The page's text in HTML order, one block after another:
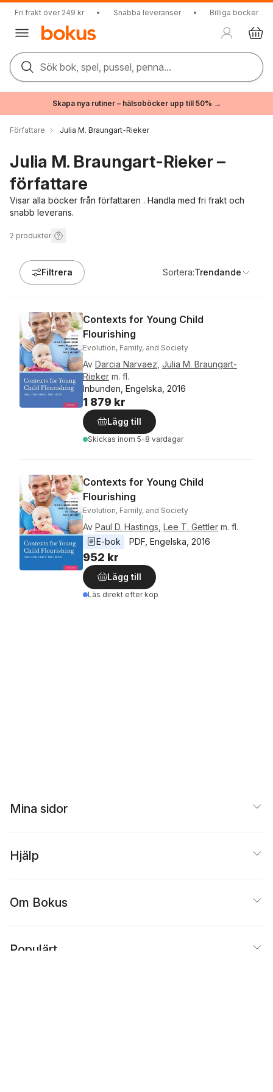
Fri frakt över 249 kr • Snabba leveranser • Billiga böcker
Sök bok, spel, pussel, penna...
Skapa nya rutiner – hälsoböcker upp till 50% →
Författare Julia M. Braungart-Rieker
Julia M. Braungart-Rieker –
författare
Visar alla böcker från författaren . Handla med fri frakt och
snabb leverans.
2 produkter
Filtrera Sortera:Trendande
Contexts for Young Child
Flourishing
Evolution, Family, and Society
Av Darcia Narvaez Julia M. Braungart-
Rieker m. fl.
Inbunden, Engelska, 2016
1 879 kr
Lägg till
Skickas inom 5-8 vardagar
Contexts for Young Child
Flourishing
Evolution, Family, and Society
Av Paul D. Hastings Lee T. Gettler m. fl.
E-bok
PDF Engelska 2016
952 kr
Lägg till
Läs direkt efter köp
Mina sidor
Hjälp
Om Bokus
Populärt